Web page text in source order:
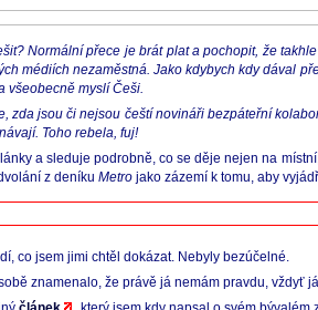
Normální přece je brát plat a pochopit, že
médiích nezaměstná. Jako kdybych kdy dával
všeobecně myslí Češi.
jsou či nejsou čeští novináři bezpáteřní
Toho rebela, fuj!
a sleduje podrobně, co se děje nejen na
z deníku Metro jako zázemí k tomu, aby
co jsem jimi chtěl dokázat. Nebyly bezúčelné.
znamenalo, že právě já nemám pravdu, vždyť